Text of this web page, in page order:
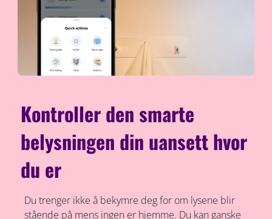
Kontroller den smarte
belysningen din uansett hvor
du er
Du trenger ikke å bekymre deg for om lysene blir
stående på mens ingen er hjemme. Du kan ganske